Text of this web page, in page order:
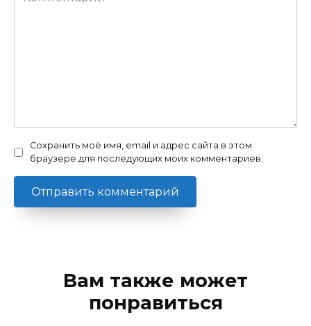
Сохранить моё имя, email и адрес сайта в этом
браузере для последующих моих комментариев.
Вам также может
понравиться